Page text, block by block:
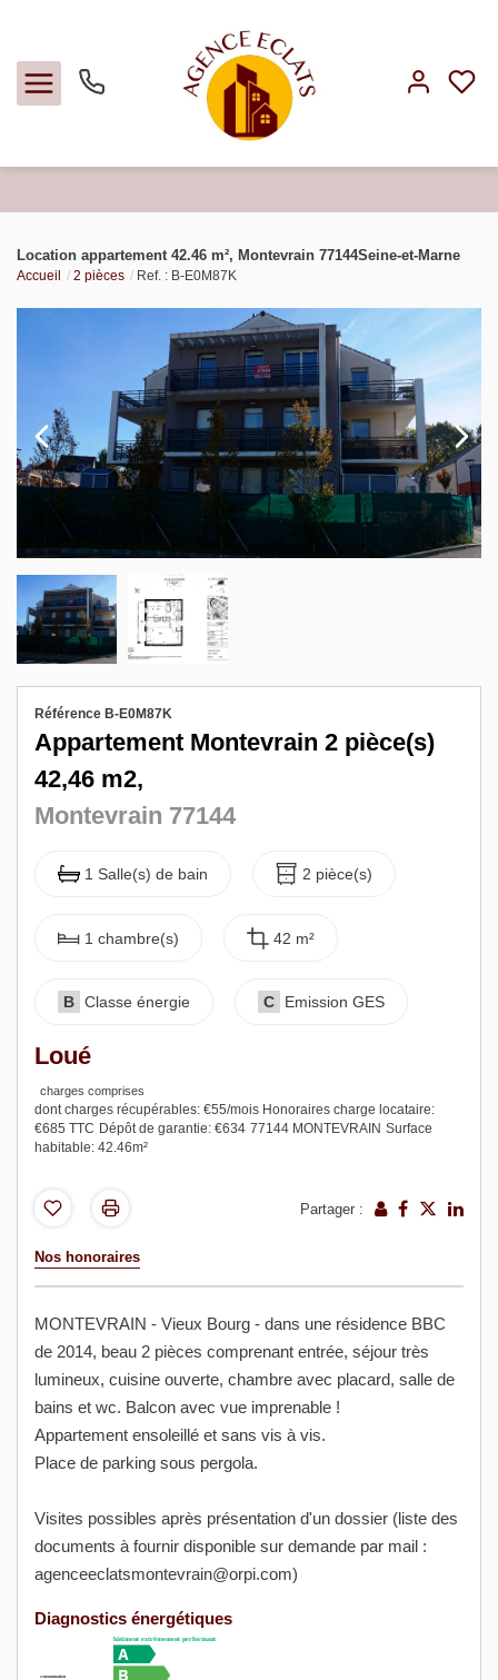
Louer
Estimer
Notre agence
Biens vendus
Contact
Location appartement 42.46 m², Montevrain 77144Seine-et-Marne
Accueil 2 pièces Ref. : B-E0M87K
Référence B-E0M87K
Appartement Montevrain 2 pièce(s)
42,46 m2,
Montevrain 77144
1 Salle(s) de bain 2 pièce(s)
1 chambre(s) 42 m²
B Classe énergie C Emission GES
Loué
charges comprises
dont charges récupérables: €55/mois Honoraires charge locataire:
€685 TTC Dépôt de garantie: €634 77144 MONTEVRAIN Surface
habitable: 42.46m²
Partager :
Nos honoraires
MONTEVRAIN - Vieux Bourg - dans une résidence BBC
de 2014, beau 2 pièces comprenant entrée, séjour très
lumineux, cuisine ouverte, chambre avec placard, salle de
bains et wc. Balcon avec vue imprenable !
Appartement ensoleillé et sans vis à vis.
Place de parking sous pergola.
Visites possibles après présentation d'un dossier (liste des
documents à fournir disponible sur demande par mail :
agenceeclatsmontevrain@orpi.com)
Diagnostics énergétiques